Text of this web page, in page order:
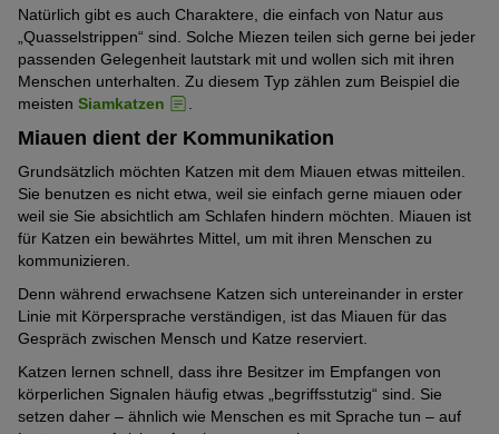
Natürlich gibt es auch Charaktere, die einfach von Natur aus
„Quasselstrippen“ sind. Solche Miezen teilen sich gerne bei jeder
passenden Gelegenheit lautstark mit und wollen sich mit ihren
Menschen unterhalten. Zu diesem Typ zählen zum Beispiel die
meisten Siamkatzen
Miauen dient der Kommunikation
Grundsätzlich möchten Katzen mit dem Miauen etwas mitteilen.
Sie benutzen es nicht etwa, weil sie einfach gerne miauen oder
weil sie Sie absichtlich am Schlafen hindern möchten. Miauen ist
für Katzen ein bewährtes Mittel, um mit ihren Menschen zu
kommunizieren.
Denn während erwachsene Katzen sich untereinander in erster
Linie mit Körpersprache verständigen, ist das Miauen für das
Gespräch zwischen Mensch und Katze reserviert.
Katzen lernen schnell, dass ihre Besitzer im Empfangen von
körperlichen Signalen häufig etwas „begriffsstutzig“ sind. Sie
setzen daher – ähnlich wie Menschen es mit Sprache tun – auf